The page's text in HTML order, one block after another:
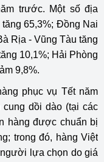
trước. Một số địa
65,3%; Đồng Nai
Rịa - Vũng Tàu tăng
10,1%; Hải Phòng
9,8%.
phục vụ Tết năm
cung dồi dào (tại các
hàng được chuẩn bị
trong đó, hàng Việt
lựa chọn do giá